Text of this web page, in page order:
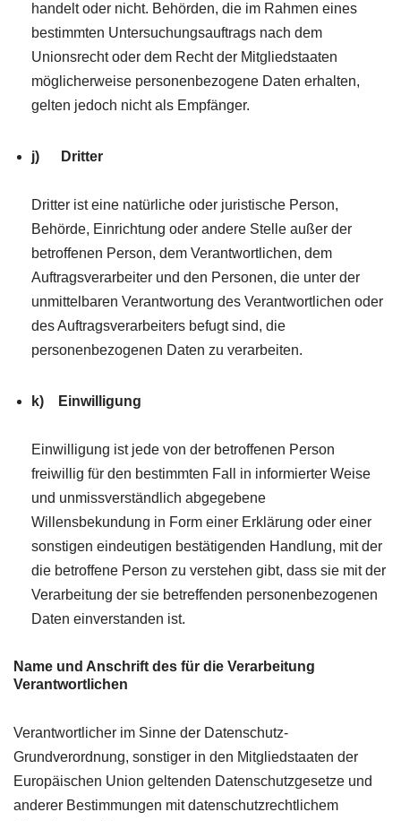
handelt oder nicht. Behörden, die im Rahmen eines
bestimmten Untersuchungsauftrags nach dem
Unionsrecht oder dem Recht der Mitgliedstaaten
möglicherweise personenbezogene Daten erhalten,
gelten jedoch nicht als Empfänger.
j) Dritter
Dritter ist eine natürliche oder juristische Person,
Behörde, Einrichtung oder andere Stelle außer der
betroffenen Person, dem Verantwortlichen, dem
Auftragsverarbeiter und den Personen, die unter der
unmittelbaren Verantwortung des Verantwortlichen oder
des Auftragsverarbeiters befugt sind, die
personenbezogenen Daten zu verarbeiten.
k) Einwilligung
Einwilligung ist jede von der betroffenen Person
freiwillig für den bestimmten Fall in informierter Weise
und unmissverständlich abgegebene
Willensbekundung in Form einer Erklärung oder einer
sonstigen eindeutigen bestätigenden Handlung, mit der
die betroffene Person zu verstehen gibt, dass sie mit der
Verarbeitung der sie betreffenden personenbezogenen
Daten einverstanden ist.
Name und Anschrift des für die Verarbeitung
Verantwortlichen
Verantwortlicher im Sinne der Datenschutz-
Grundverordnung, sonstiger in den Mitgliedstaaten der
Europäischen Union geltenden Datenschutzgesetze und
anderer Bestimmungen mit datenschutzrechtlichem